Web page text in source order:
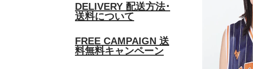
DELIVERY 配送方法･
送料について
FREE CAMPAIGN 送
料無料キャンペーン